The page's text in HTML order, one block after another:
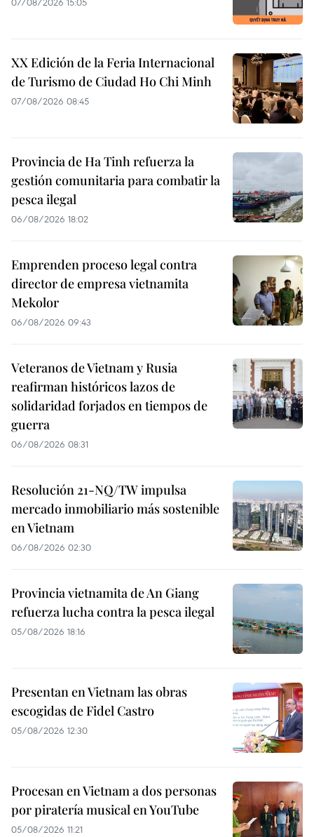
XX Edición de la Feria Internacional
de Turismo de Ciudad Ho Chi Minh
07/08/2026 08:45
Provincia de Ha Tinh refuerza la
gestión comunitaria para combatir la
pesca ilegal
06/08/2026 18:02
Emprenden proceso legal contra
director de empresa vietnamita
Mekolor
06/08/2026 09:43
Veteranos de Vietnam y Rusia
reafirman históricos lazos de
solidaridad forjados en tiempos de
guerra
06/08/2026 08:31
Resolución 21-NQ/TW impulsa
mercado inmobiliario más sostenible
en Vietnam
06/08/2026 02:30
Provincia vietnamita de An Giang
refuerza lucha contra la pesca ilegal
05/08/2026 18:16
Presentan en Vietnam las obras
escogidas de Fidel Castro
05/08/2026 12:30
Procesan en Vietnam a dos personas
por piratería musical en YouTube
05/08/2026 11:21